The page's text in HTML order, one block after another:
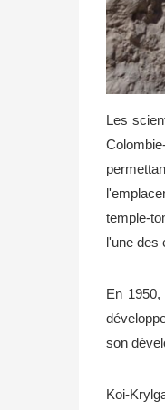
Les
temple-
l'une des
En
son
Koi-